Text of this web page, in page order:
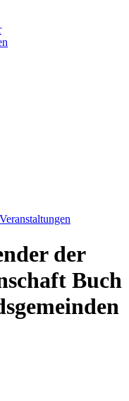
Veranstaltungen
der
Buch